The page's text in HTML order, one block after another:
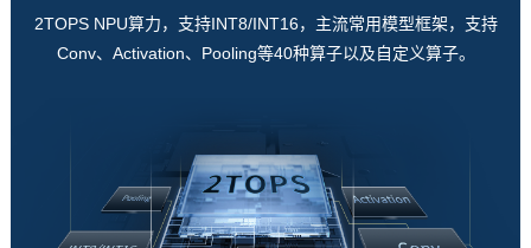
2TOPS NPU算力，支持INT8/INT16，主流常用模型框架，支持
Conv、Activation、Pooling等40种算子以及自定义算子。